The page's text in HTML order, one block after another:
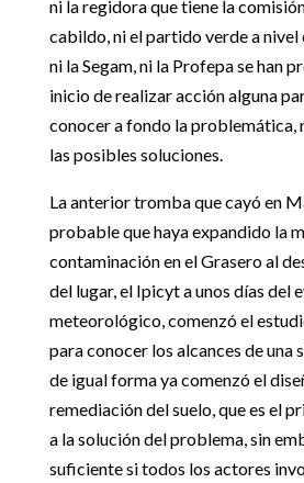
ni la regidora que tiene la
cabildo, ni el partido verde a nivel
ni la Segam, ni la Profepa se han
inicio de realizar acción alguna
conocer a fondo la problemática,
las posibles soluciones.
La anterior tromba que cayó en
probable que haya expandido la
contaminación en el Grasero al
del lugar, el Ipicyt a unos días del
meteorológico, comenzó el
para conocer los alcances de una
de igual forma ya comenzó el
remediación del suelo, que es el
a la solución del problema, sin
suficiente si todos los actores